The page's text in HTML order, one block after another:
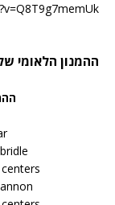
ההמנון הלאומי